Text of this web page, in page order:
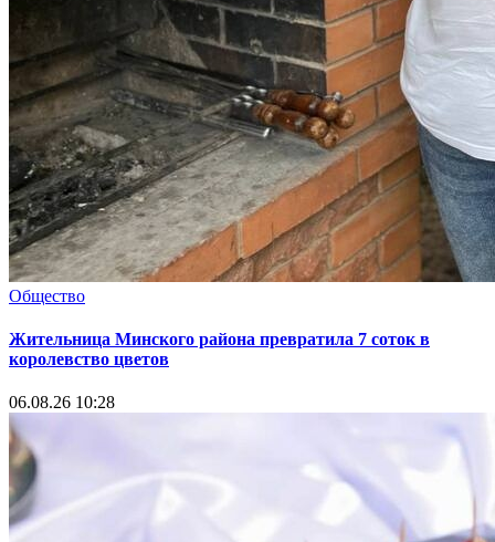
Общество
Жительница Минского района превратила 7 соток в
королевство цветов
06.08.26 10:28